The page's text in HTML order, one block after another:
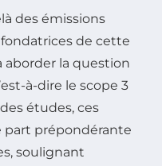
des émissions
de cette
aborder la question
à-dire le scope 3
études, ces
part prépondérante
soulignant